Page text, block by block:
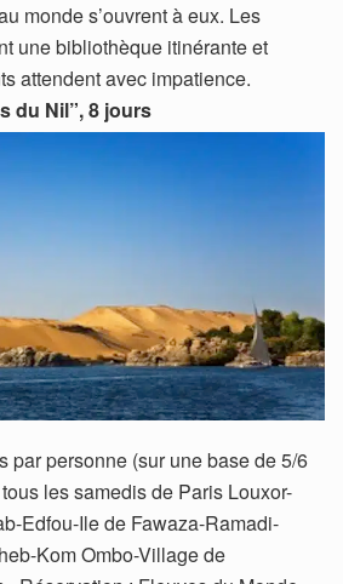
monde s’ouvrent à eux. Les
une bibliothèque itinérante et
attendent avec impatience.
du Nil”, 8 jours
par personne (sur une base de 5/6
les samedis de Paris Louxor-
Edfou-Ile de Fawaza-Ramadi-
Kom Ombo-Village de